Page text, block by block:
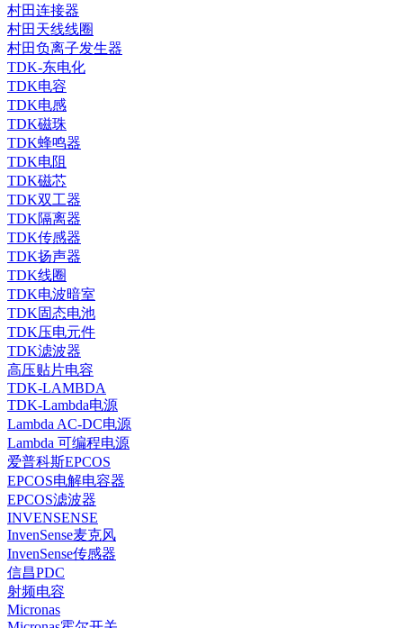
村田连接器
村田天线线圈
村田负离子发生器
TDK-东电化
TDK电容
TDK电感
TDK磁珠
TDK蜂鸣器
TDK电阻
TDK磁芯
TDK双工器
TDK隔离器
TDK传感器
TDK扬声器
TDK线圈
TDK电波暗室
TDK固态电池
TDK压电元件
TDK滤波器
高压贴片电容
TDK-LAMBDA
TDK-Lambda电源
Lambda AC-DC电源
Lambda 可编程电源
爱普科斯EPCOS
EPCOS电解电容器
EPCOS滤波器
INVENSENSE
InvenSense麦克风
InvenSense传感器
信昌PDC
射频电容
Micronas